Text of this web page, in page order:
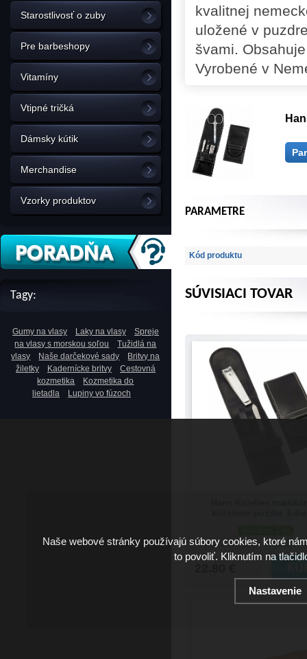
Starostlivosť o zuby
Pre barbeshopy
Vitamíny
Vtipné tričká
Dámsky kútik
Merchandise
Vzorky produktov
Tagy:
Gumy na vlasy Laky na vlasy
Spreje
na vlasy s morskou soľou
Tužidlá na
vlasy
Naše darčekové sady
Britvy na
žiletky
Kadernícke britvy
Cestovná
kozmetika
Kozmetika do
lietadla
Lupiny vo fúzoch
kvalitnej
uložené v
švami.
Vyrobené v
PARAMETRE
Kód produktu
SÚVISIACI TOVAR
Doručenie: v piatok 07.08.2026
Naše webové stránky používajú súbory cookies, ktoré
to povoliť. Kliknutím na
Nastavenie